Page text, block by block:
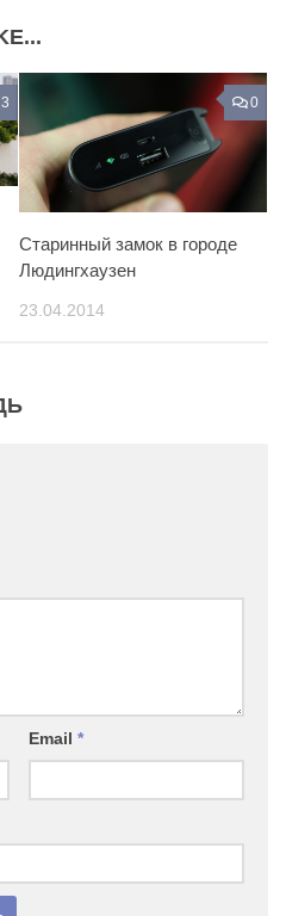
3 0
Старинный замок в городе
Людингхаузен
23.04.2014
Email *